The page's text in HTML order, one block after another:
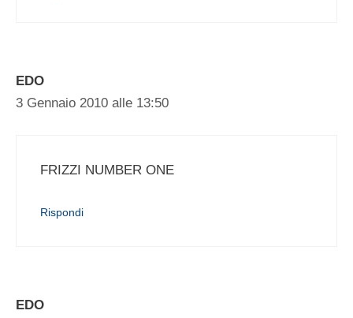
EDO
3 Gennaio 2010 alle 13:50
FRIZZI NUMBER ONE
Rispondi
EDO